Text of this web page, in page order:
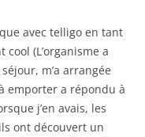
avec telligo en tant
(L’organisme a
m’a arrangée
emporter a répondu à
j’en avais, les
ont découvert un